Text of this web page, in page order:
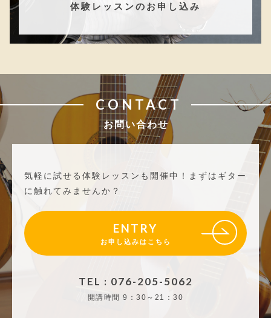
体験レッスンのお申し込み
CONTACT
お問い合わせ
気軽に試せる体験レッスンも開催中！
まずはギター
に触れてみませんか？
ENTRY
お申し込みはこちら
TEL : 076-205-5062
開講時間 9：30～21：30